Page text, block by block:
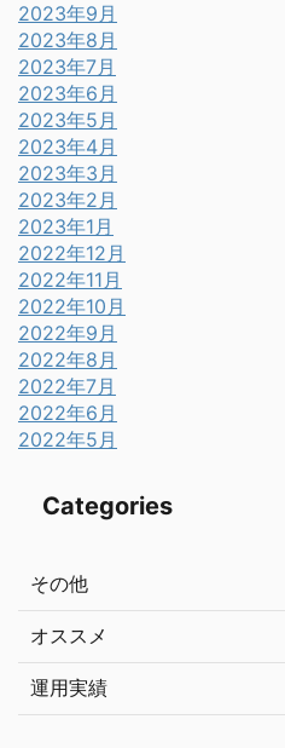
2023年9月
2023年8月
2023年7月
2023年6月
2023年5月
2023年4月
2023年3月
2023年2月
2023年1月
2022年12月
2022年11月
2022年10月
2022年9月
2022年8月
2022年7月
2022年6月
2022年5月
Categories
その他
オススメ
運用実績